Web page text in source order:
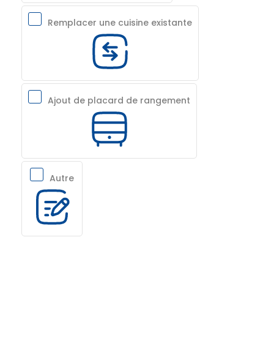
Remplacer une cuisine existante
Ajout de placard de rangement
Autre